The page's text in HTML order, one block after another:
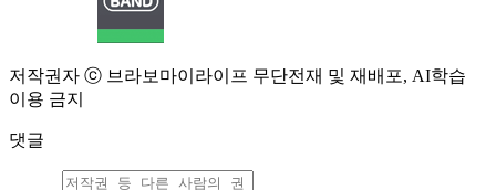
저작권자 ⓒ 브라보마이라이프 무단전재 및 재배포, AI학습
이용 금지
댓글